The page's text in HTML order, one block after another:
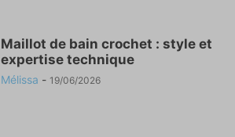
Maillot de bain crochet : style et
expertise technique
Mélissa - 19/06/2026